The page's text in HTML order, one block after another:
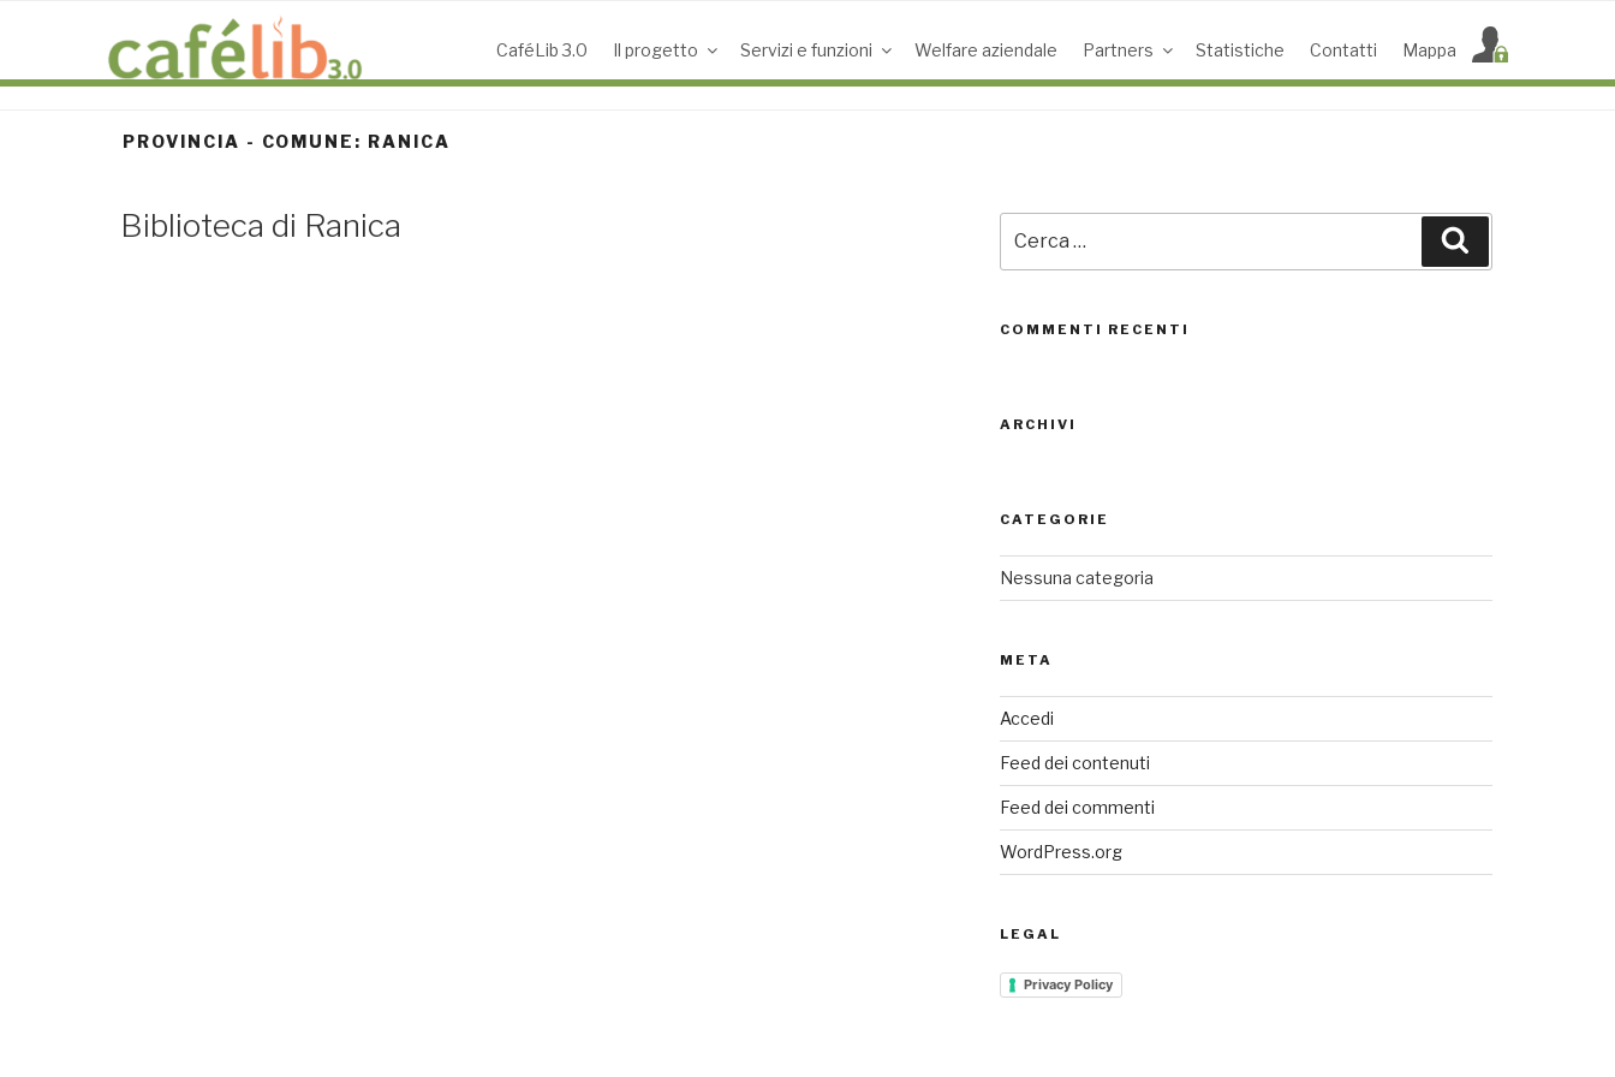
ACCESS POINT ATTIVI
0
SEDI CONNESSE
REAL TIME
CaféLib 3.0 Il progetto Servizi e funzioni Welfare aziendale Partners Statistiche Contatti Mappa
PROVINCIA - COMUNE: RANICA
Biblioteca di Ranica
COMMENTI RECENTI
ARCHIVI
CATEGORIE
Nessuna categoria
META
Accedi
Feed dei contenuti
Feed dei commenti
WordPress.org
LEGAL
Privacy Policy